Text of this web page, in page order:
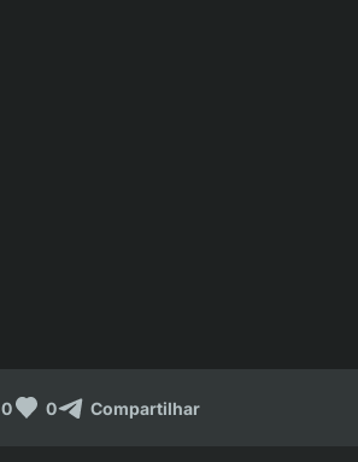
0 0 Compartilhar